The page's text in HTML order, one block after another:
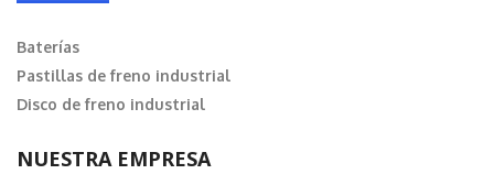
Baterías
Pastillas de freno industrial
Disco de freno industrial
NUESTRA EMPRESA